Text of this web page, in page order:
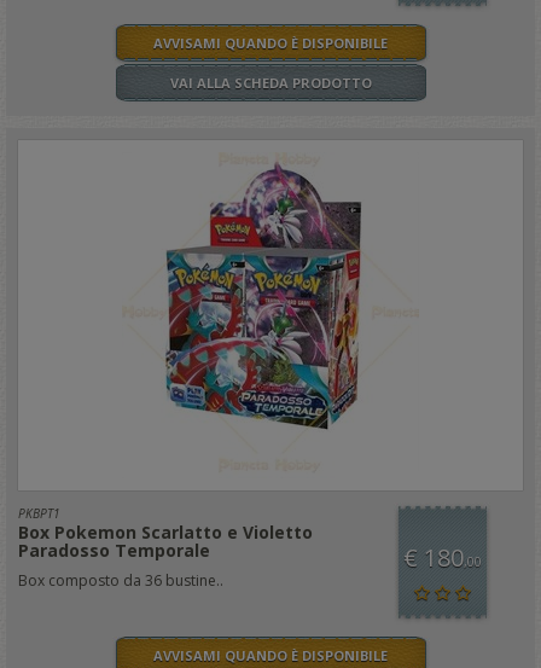
AVVISAMI QUANDO È DISPONIBILE
VAI ALLA SCHEDA PRODOTTO
PKBPT1
Box Pokemon Scarlatto e Violetto
Paradosso Temporale
Box composto da 36 bustine..
€ 180,00
AVVISAMI QUANDO È DISPONIBILE